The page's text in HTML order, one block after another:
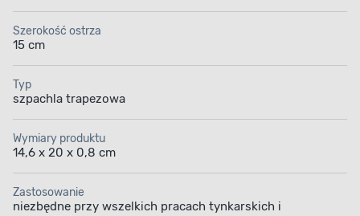
Szerokość ostrza
15 cm
Typ
szpachla trapezowa
Wymiary produktu
14,6 x 20 x 0,8 cm
Zastosowanie
niezbędne przy wszelkich pracach tynkarskich i